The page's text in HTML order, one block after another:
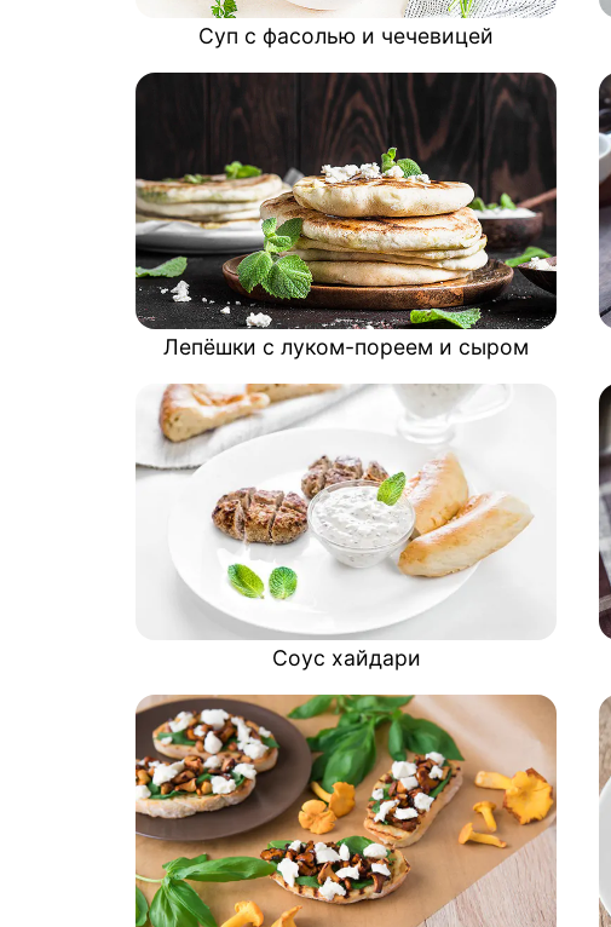
Суп с фасолью и чечевицей
Лепёшки с луком-пореем и сыром
Соус хайдари